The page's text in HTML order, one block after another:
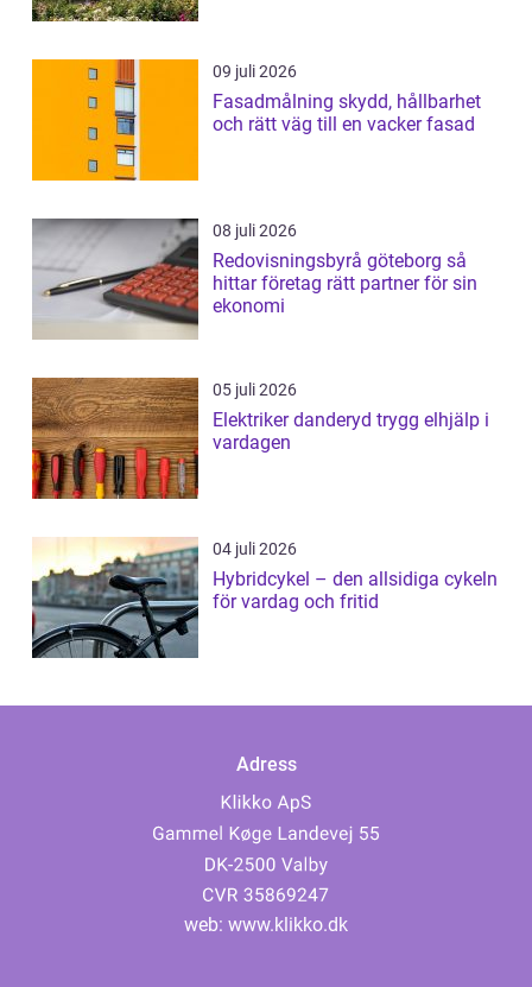
09 juli 2026
Fasadmålning skydd, hållbarhet
och rätt väg till en vacker fasad
08 juli 2026
Redovisningsbyrå göteborg så
hittar företag rätt partner för sin
ekonomi
05 juli 2026
Elektriker danderyd trygg elhjälp i
vardagen
04 juli 2026
Hybridcykel – den allsidiga cykeln
för vardag och fritid
Adress
web: www.klikko.dk